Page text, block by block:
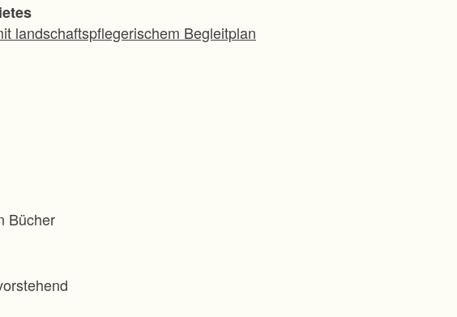
landschaftspflegerischem Begleitplan
Bücher